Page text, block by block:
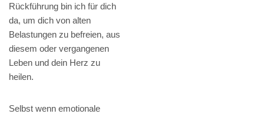
Rückführung bin ich für dich
da, um dich von alten
Belastungen zu befreien, aus
diesem oder vergangenen
Leben und dein Herz zu
heilen.
Selbst wenn emotionale